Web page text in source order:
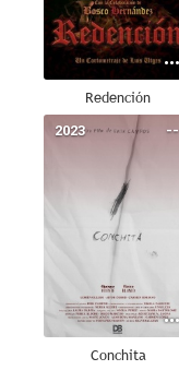
Redención
--
2023
Conchita